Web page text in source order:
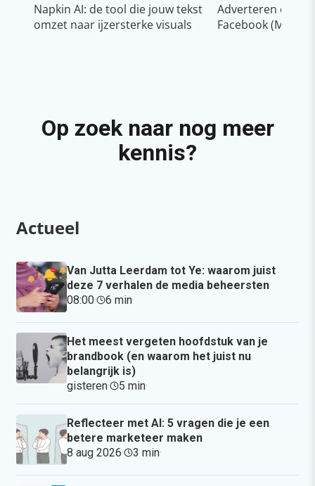
Napkin AI: de tool die jouw tekst
omzet naar ijzersterke visuals
Adverteren op
Facebook (Meta)
Op zoek naar nog meer
kennis?
Actueel
Van Jutta Leerdam tot Ye: waarom juist
deze 7 verhalen de media beheersten
08:00· 6 min·
Het meest vergeten hoofdstuk van je
brandbook (en waarom het juist nu
belangrijk is)
gisteren· 5 min·
Reflecteer met AI: 5 vragen die je een
betere marketeer maken
8 aug 2026· 3 min·